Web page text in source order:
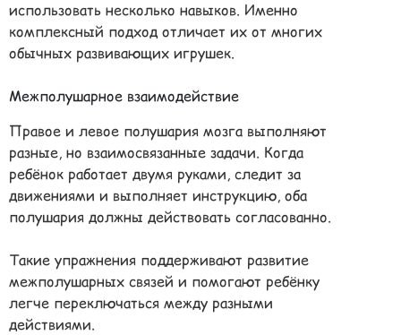
использовать несколько навыков. Именно
комплексный подход отличает их от многих
обычных развивающих игрушек.
Межполушарное взаимодействие
Правое и левое полушария мозга выполняют
разные, но взаимосвязанные задачи. Когда
ребёнок работает двумя руками, следит за
движениями и выполняет инструкцию, оба
полушария должны действовать согласованно.
Такие упражнения поддерживают развитие
межполушарных связей и помогают ребёнку
легче переключаться между разными
действиями.